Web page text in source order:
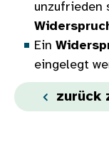
unzufrieden
Ein
eingelegt
zurück